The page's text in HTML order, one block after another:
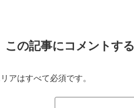
この記事にコメントする
アはすべて必須です。